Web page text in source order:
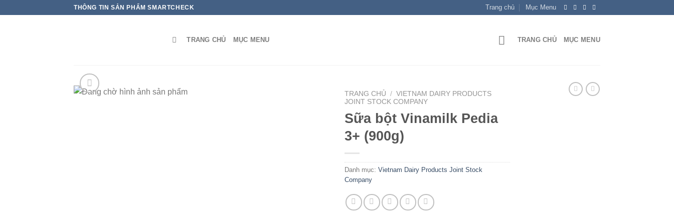
THÔNG TIN SẢN PHẨM SMARTCHECK Trang chủ Mục Menu
TRANG CHỦ MỤC MENU TRANG CHỦ MỤC MENU
TRANG CHỦ / VIETNAM DAIRY PRODUCTS
JOINT STOCK COMPANY
Sữa bột Vinamilk Pedia
3+ (900g)
Danh mục: Vietnam Dairy Products Joint Stock
Company